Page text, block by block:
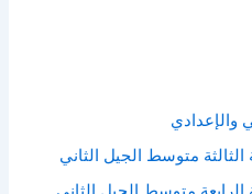
والإعدادي
متوسط الجيل الثاني